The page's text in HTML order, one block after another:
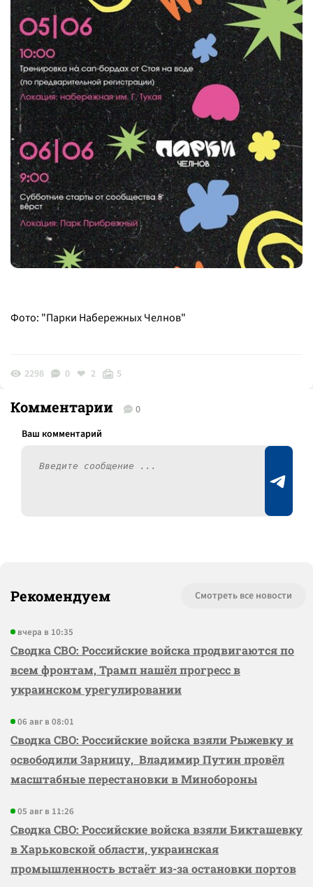
Фото: "Парки Набережных Челнов"
2298 0 2 5
Комментарии 0
Рекомендуем Смотреть все новости
вчера в 10:35
Сводка СВО: Российские войска продвигаются по
всем фронтам, Трамп нашёл прогресс в
украинском урегулировании
06 авг в 08:01
Сводка СВО: Российские войска взяли Рыжевку и
освободили Зарницу, Владимир Путин провёл
масштабные перестановки в Минобороны
05 авг в 11:26
Сводка СВО: Российские войска взяли Бикташевку
в Харьковской области, украинская
промышленность встаёт из-за остановки портов